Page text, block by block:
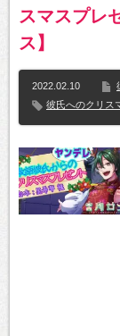
スマスプレ
ス】
2022.02.10
彼氏へのクリス